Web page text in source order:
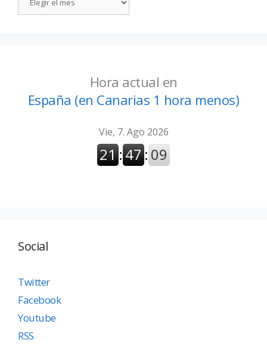
Hora actual en
España (en Canarias 1 hora menos)
Social
Twitter
Facebook
Youtube
RSS